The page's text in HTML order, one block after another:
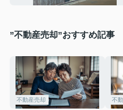
”不動産売却”おすすめ記事
不動産売却 不